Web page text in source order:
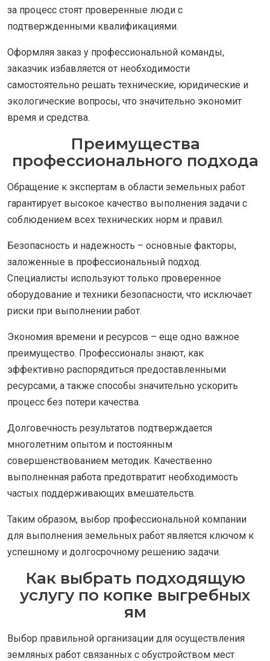
за процесс стоят проверенные люди с
подтвержденными квалификациями.
Оформляя заказ у профессиональной команды,
заказчик избавляется от необходимости
самостоятельно решать технические, юридические и
экологические вопросы, что значительно экономит
время и средства.
Преимущества
профессионального подхода
Обращение к экспертам в области земельных работ
гарантирует высокое качество выполнения задачи с
соблюдением всех технических норм и правил.
Безопасность и надежность – основные факторы,
заложенные в профессиональный подход.
Специалисты используют только проверенное
оборудование и техники безопасности, что исключает
риски при выполнении работ.
Экономия времени и ресурсов – еще одно важное
преимущество. Профессионалы знают, как
эффективно распорядиться предоставленными
ресурсами, а также способы значительно ускорить
процесс без потери качества.
Долговечность результатов подтверждается
многолетним опытом и постоянным
совершенствованием методик. Качественно
выполненная работа предотвратит необходимость
частых поддерживающих вмешательств.
Таким образом, выбор профессиональной компании
для выполнения земельных работ является ключом к
успешному и долгосрочному решению задачи.
Как выбрать подходящую
услугу по копке выгребных
ям
Выбор правильной организации для осуществления
земляных работ связанных с обустройством мест